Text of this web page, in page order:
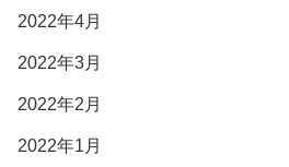
2022年4月
2022年3月
2022年2月
2022年1月